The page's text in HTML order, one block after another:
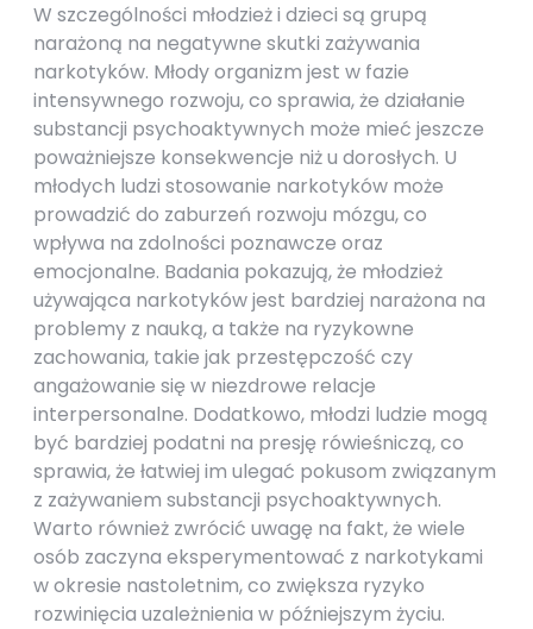
W szczególności młodzież i dzieci są grupą
narażoną na negatywne skutki zażywania
narkotyków. Młody organizm jest w fazie
intensywnego rozwoju, co sprawia, że działanie
substancji psychoaktywnych może mieć jeszcze
poważniejsze konsekwencje niż u dorosłych. U
młodych ludzi stosowanie narkotyków może
prowadzić do zaburzeń rozwoju mózgu, co
wpływa na zdolności poznawcze oraz
emocjonalne. Badania pokazują, że młodzież
używająca narkotyków jest bardziej narażona na
problemy z nauką, a także na ryzykowne
zachowania, takie jak przestępczość czy
angażowanie się w niezdrowe relacje
interpersonalne. Dodatkowo, młodzi ludzie mogą
być bardziej podatni na presję rówieśniczą, co
sprawia, że łatwiej im ulegać pokusom związanym
z zażywaniem substancji psychoaktywnych.
Warto również zwrócić uwagę na fakt, że wiele
osób zaczyna eksperymentować z narkotykami
w okresie nastoletnim, co zwiększa ryzyko
rozwinięcia uzależnienia w późniejszym życiu.